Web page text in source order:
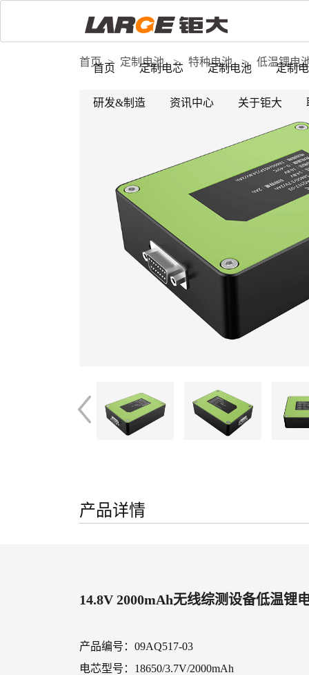
首页 定制电芯 定制电池 定制
研发&制造 资讯中心 关于钜大
首页 > 定制电池 > 特种电池 > 低温锂电
产品详情
14.8V 2000mAh无线综测设备低温锂
产品编号：09AQ517-03
电芯型号：18650/3.7V/2000mAh